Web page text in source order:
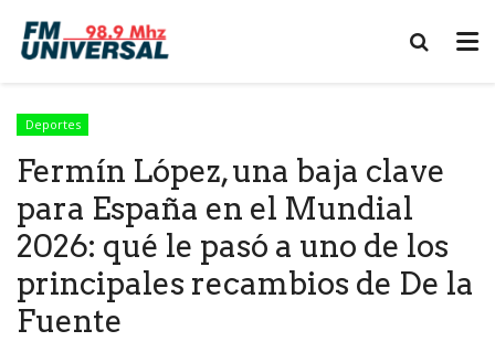
Deportes
Fermín López, una baja clave
para España en el Mundial
2026: qué le pasó a uno de los
principales recambios de De la
Fuente